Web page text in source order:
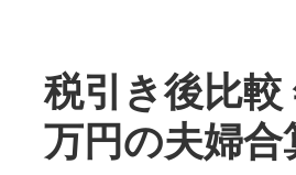
税引き後比較
万円の夫婦